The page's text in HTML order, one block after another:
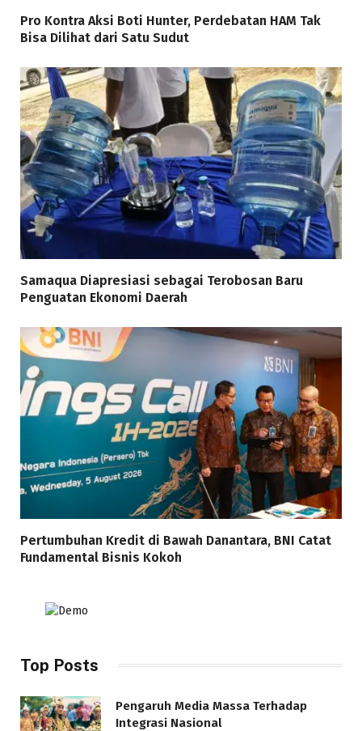
Pro Kontra Aksi Boti Hunter, Perdebatan HAM Tak
Bisa Dilihat dari Satu Sudut
Samaqua Diapresiasi sebagai Terobosan Baru
Penguatan Ekonomi Daerah
Pertumbuhan Kredit di Bawah Danantara, BNI Catat
Fundamental Bisnis Kokoh
Top Posts
Pengaruh Media Massa Terhadap
Integrasi Nasional